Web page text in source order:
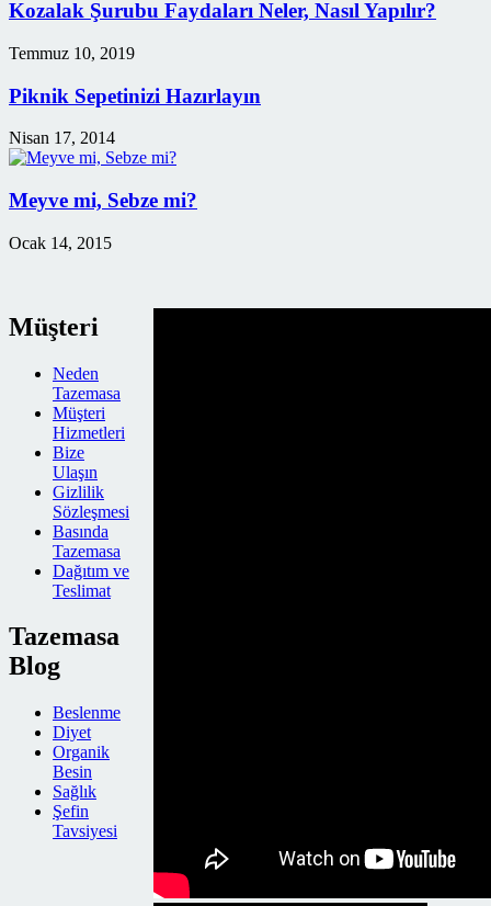
Kozalak Şurubu Faydaları Neler, Nasıl Yapılır?
Temmuz 10, 2019
Piknik Sepetinizi Hazırlayın
Nisan 17, 2014
Meyve mi, Sebze mi?
Ocak 14, 2015
Müşteri
Neden
Tazemasa
Müşteri
Hizmetleri
Bize
Ulaşın
Gizlilik
Sözleşmesi
Basında
Tazemasa
Dağıtım ve
Teslimat
Tazemasa
Blog
Beslenme
Diyet
Organik
Besin
Sağlık
Şefin
Tavsiyesi